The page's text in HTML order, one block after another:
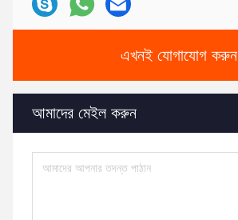
এখনই যোগাযোগ করুন
আমাদের মেইল ​​করুন